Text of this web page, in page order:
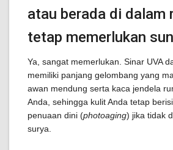
atau berada di dalam
tetap memerlukan
Ya, sangat memerlukan. Sinar UVA
memiliki panjang gelombang yang
awan mendung serta kaca jendela
Anda, sehingga kulit Anda tetap
penuaan dini (photoaging) jika tidak
surya.